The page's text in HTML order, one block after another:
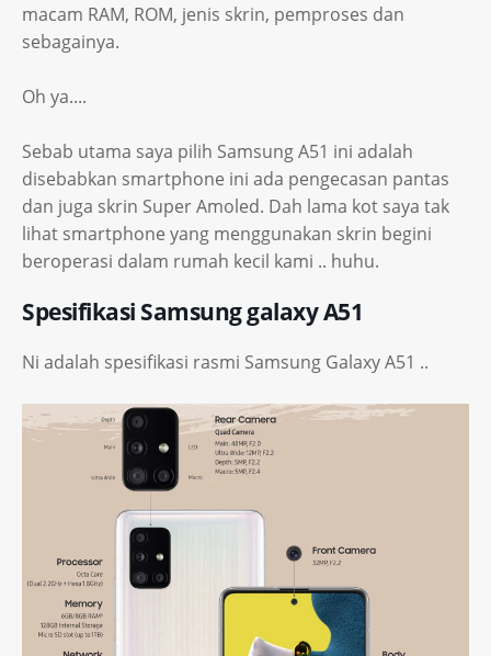
macam RAM, ROM, jenis skrin, pemproses dan
sebagainya.
Oh ya....
Sebab utama saya pilih Samsung A51 ini adalah
disebabkan smartphone ini ada pengecasan pantas
dan juga skrin Super Amoled. Dah lama kot saya tak
lihat smartphone yang menggunakan skrin begini
beroperasi dalam rumah kecil kami .. huhu.
Spesifikasi Samsung galaxy A51
Ni adalah spesifikasi rasmi Samsung Galaxy A51 ..